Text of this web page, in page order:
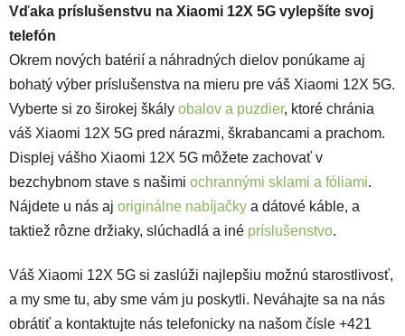
Vďaka príslušenstvu na Xiaomi 12X 5G vylepšíte svoj
telefón
Okrem nových batérií a náhradných dielov ponúkame aj
bohatý výber príslušenstva na mieru pre váš Xiaomi 12X 5G.
Vyberte si zo širokej škály obalov a puzdier, ktoré chránia
váš Xiaomi 12X 5G pred nárazmi, škrabancami a prachom.
Displej vášho Xiaomi 12X 5G môžete zachovať v
bezchybnom stave s našimi ochrannými sklami a fóliami.
Nájdete u nás aj originálne nabíjačky a dátové káble, a
taktiež rôzne držiaky, slúchadlá a iné príslušenstvo.
Váš Xiaomi 12X 5G si zaslúži najlepšiu možnú starostlivosť,
a my sme tu, aby sme vám ju poskytli. Neváhajte sa na nás
obrátiť a kontaktujte nás telefonicky na našom čísle +421